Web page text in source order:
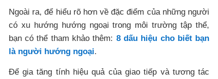
Ngoài ra, để hiểu rõ hơn về đặc điểm của những người
có xu hướng hướng ngoại trong môi trường tập thể,
bạn có thể tham khảo thêm: 8 dấu hiệu cho biết bạn
là người hướng ngoại.
Để gia tăng tính hiệu quả của giao tiếp và tương tác